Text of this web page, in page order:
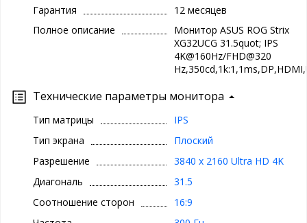
Гарантия
12 месяцев
Полное описание
Монитор ASUS ROG Strix
XG32UCG 31.5quot; IPS
4K@160Hz/FHD@320
Технические параметры монитора
Тип матрицы
IPS
Тип экрана
Плоский
Разрешение
3840 x 2160 Ultra HD 4K
Диагональ
31.5
Соотношение сторон
16:9